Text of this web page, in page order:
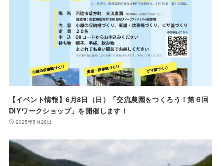
【イベント情報】6月8日（日）「交流農園をつくろう！第６回
DIYワークショップ」を開催します！
2025年5月28日